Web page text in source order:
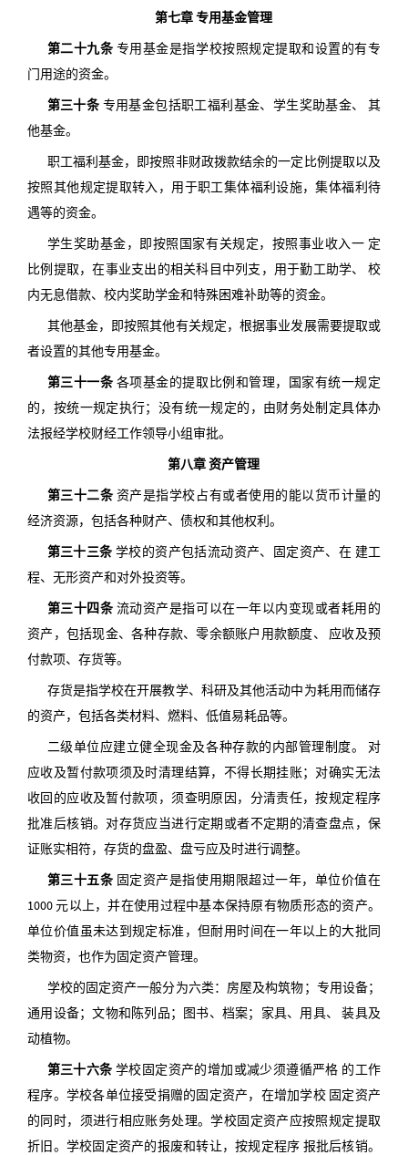
第七章 专用基金管理
第二十九条 专用基金是指学校按照规定提取和设置的有专
门用途的资金。
第三十条 专用基金包括职工福利基金、学生奖助基金、 其
他基金。
职工福利基金，即按照非财政拨款结余的一定比例提取以及
按照其他规定提取转入，用于职工集体福利设施，集体福利待
遇等的资金。
学生奖助基金，即按照国家有关规定，按照事业收入一 定
比例提取，在事业支出的相关科目中列支，用于勤工助学、 校
内无息借款、校内奖助学金和特殊困难补助等的资金。
其他基金，即按照其他有关规定，根据事业发展需要提取或
者设置的其他专用基金。
第三十一条 各项基金的提取比例和管理，国家有统一规定
的，按统一规定执行；没有统一规定的，由财务处制定具体办
法报经学校财经工作领导小组审批。
第八章 资产管理
第三十二条 资产是指学校占有或者使用的能以货币计量的
经济资源，包括各种财产、债权和其他权利。
第三十三条 学校的资产包括流动资产、固定资产、在 建工
程、无形资产和对外投资等。
第三十四条 流动资产是指可以在一年以内变现或者耗用的
资产，包括现金、各种存款、零余额账户用款额度、 应收及预
付款项、存货等。
存货是指学校在开展教学、科研及其他活动中为耗用而储存
的资产，包括各类材料、燃料、低值易耗品等。
二级单位应建立健全现金及各种存款的内部管理制度。 对
应收及暂付款项须及时清理结算，不得长期挂账；对确实无法
收回的应收及暂付款项，须查明原因，分清责任，按规定程序
批准后核销。对存货应当进行定期或者不定期的清查盘点，保
证账实相符，存货的盘盈、盘亏应及时进行调整。
第三十五条 固定资产是指使用期限超过一年，单位价值在
1000 元以上，并在使用过程中基本保持原有物质形态的资产。
单位价值虽未达到规定标准，但耐用时间在一年以上的大批同
类物资，也作为固定资产管理。
学校的固定资产一般分为六类：房屋及构筑物；专用设备；
通用设备；文物和陈列品；图书、档案；家具、用具、 装具及
动植物。
第三十六条 学校固定资产的增加或减少须遵循严格 的工作
程序。学校各单位接受捐赠的固定资产，在增加学校 固定资产
的同时，须进行相应账务处理。学校固定资产应按照规定提取
折旧。学校固定资产的报废和转让，按规定程序 报批后核销。